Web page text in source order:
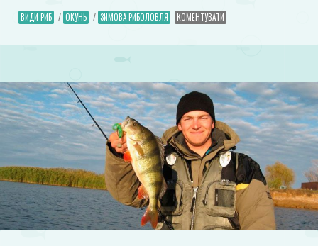
ВИДИ РИБ / ОКУНЬ / ЗИМОВА РИБОЛОВЛЯ КОМЕНТУВАТИ